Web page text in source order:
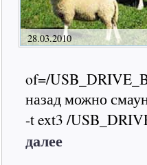
28.03.2010
of=/
назад можно
-t ext3 /
далее